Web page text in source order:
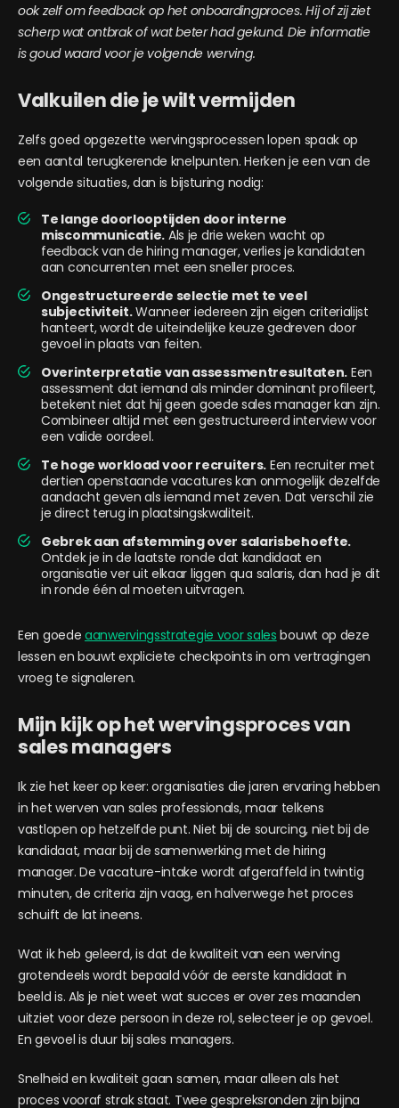
ook zelf om feedback op het onboardingproces. Hij of zij ziet
scherp wat ontbrak of wat beter had gekund. Die informatie
is goud waard voor je volgende werving.
Valkuilen die je wilt vermijden
Zelfs goed opgezette wervingsprocessen lopen spaak op
een aantal terugkerende knelpunten. Herken je een van de
volgende situaties, dan is bijsturing nodig:
Te lange doorlooptijden door interne
miscommunicatie. Als je drie weken wacht op
feedback van de hiring manager, verlies je kandidaten
aan concurrenten met een sneller proces.
Ongestructureerde selectie met te veel
subjectiviteit.Wanneer iedereen zijn eigen criterialijst
hanteert, wordt de uiteindelijke keuze gedreven door
gevoel in plaats van feiten.
Overinterpretatie van assessmentresultaten. Een
assessment dat iemand als minder dominant profileert,
betekent niet dat hij geen goede sales manager kan zijn.
Combineer altijd met een gestructureerd interview voor
een valide oordeel.
Te hoge workload voor recruiters. Een recruiter met
dertien openstaande vacatures kan onmogelijk dezelfde
aandacht geven als iemand met zeven. Dat verschil zie
je direct terug in plaatsingskwaliteit.
Gebrek aan afstemming over salarisbehoefte.
Ontdek je in de laatste ronde dat kandidaat en
organisatie ver uit elkaar liggen qua salaris, dan had je dit
in ronde één al moeten uitvragen.
Een goede aanwervingsstrategie voor sales bouwt op deze
lessen en bouwt expliciete checkpoints in om vertragingen
vroeg te signaleren.
Mijn kijk op het wervingsproces van
sales managers
Ik zie het keer op keer: organisaties die jaren ervaring hebben
in het werven van sales professionals, maar telkens
vastlopen op hetzelfde punt. Niet bij de sourcing, niet bij de
kandidaat, maar bij de samenwerking met de hiring
manager. De vacature-intake wordt afgeraffeld in twintig
minuten, de criteria zijn vaag, en halverwege het proces
schuift de lat ineens.
Wat ik heb geleerd, is dat de kwaliteit van een werving
grotendeels wordt bepaald vóór de eerste kandidaat in
beeld is. Als je niet weet wat succes er over zes maanden
uitziet voor deze persoon in deze rol, selecteer je op gevoel.
En gevoel is duur bij sales managers.
Snelheid en kwaliteit gaan samen, maar alleen als het
proces vooraf strak staat. Twee gespreksronden zijn bijna